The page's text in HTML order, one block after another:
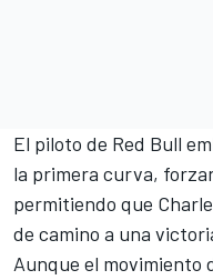
El piloto de Red Bull
la primera curva,
permitiendo que
de camino a una
Aunque el movimiento